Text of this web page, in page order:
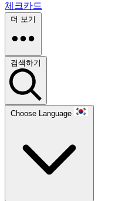
체크카드
더 보기
검색하기
Choose Language